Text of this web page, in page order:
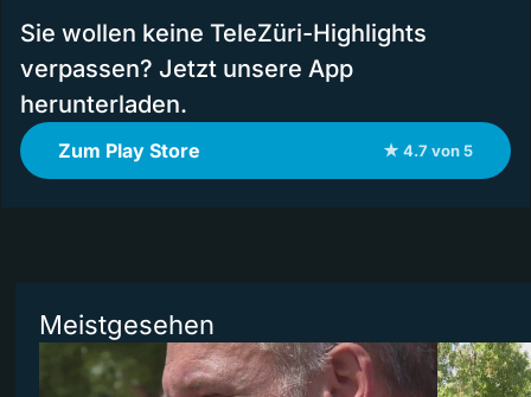
Sie wollen keine TeleZüri-Highlights
verpassen? Jetzt unsere App
herunterladen.
Zum Play Store ★ 4.7 von 5
Meistgesehen